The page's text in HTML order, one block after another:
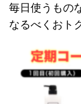
毎日使うもの
なるべくおト